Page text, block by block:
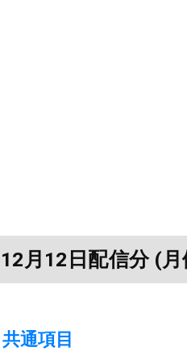
12月12日配信分 (
共通項目